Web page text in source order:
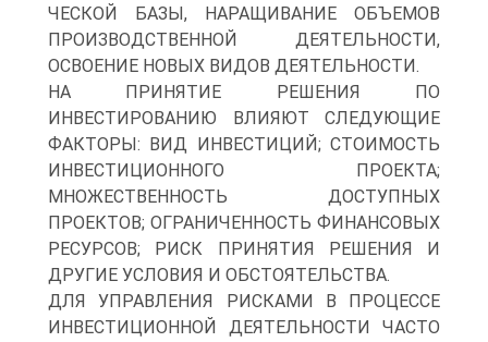
ЧЕСКОЙ БАЗЫ, НАРАЩИВАНИЕ ОБЪЕМОВ
ПРОИЗВОДСТВЕННОЙ ДЕЯТЕЛЬНОСТИ,
ОСВОЕНИЕ НОВЫХ ВИДОВ ДЕЯТЕЛЬНОСТИ.
НА ПРИНЯТИЕ РЕШЕНИЯ ПО
ИНВЕСТИРОВАНИЮ ВЛИЯЮТ СЛЕДУЮЩИЕ
ФАКТОРЫ: ВИД ИНВЕСТИЦИЙ; СТОИМОСТЬ
ИНВЕСТИЦИОННОГО ПРОЕКТА;
МНОЖЕСТВЕННОСТЬ ДОСТУПНЫХ
ПРОЕКТОВ; ОГРАНИЧЕННОСТЬ ФИНАНСОВЫХ
РЕСУРСОВ; РИСК ПРИНЯТИЯ РЕШЕНИЯ И
ДРУГИЕ УСЛОВИЯ И ОБСТОЯТЕЛЬСТВА.
ДЛЯ УПРАВЛЕНИЯ РИСКАМИ В ПРОЦЕССЕ
ИНВЕСТИЦИОННОЙ ДЕЯТЕЛЬНОСТИ ЧАСТО